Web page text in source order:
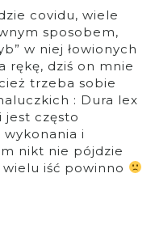
covidu, wiele
sposobem,
w niej łowionych
rękę, dziś on mnie
trzeba sobie
: Dura lex
jest często
i
nikt nie pójdzie
iść powinno